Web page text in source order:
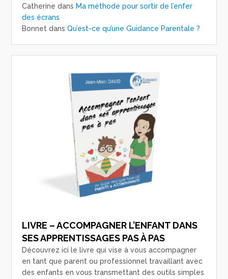
Catherine dans Ma méthode pour sortir de l’enfer
des écrans
Bonnet dansQu’est-ce qu’une Guidance Parentale ?
LIVRE – ACCOMPAGNER L’ENFANT DANS
SES APPRENTISSAGES PAS À PAS
Découvrez ici le livre qui vise à vous accompagner
en tant que parent ou professionnel travaillant avec
des enfants en vous transmettant des outils simples